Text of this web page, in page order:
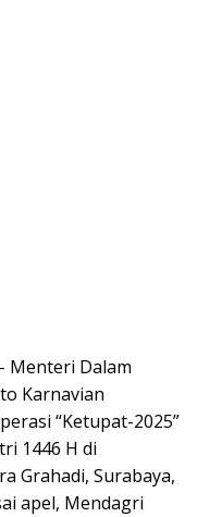
Menteri Dalam
Karnavian
“Ketupat-2025”
1446 H di
Grahadi, Surabaya,
apel, Mendagri